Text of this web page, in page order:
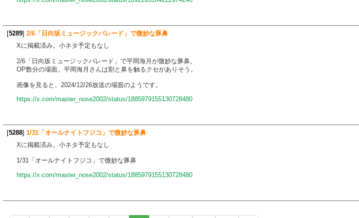
[5289] 2/6「日向坂ミュージックパレード」で微妙な豚鼻
Xに掲載済み。小ネタ予定もなし
2/6「日向坂ミュージックパレード」で平岡海月が微妙な豚鼻。
OP数分の場面。平岡海月さんは割と鼻を触るクセがありそう。
画像を見ると、2024/12/26放送の場面のようです。
https://x.com/master_nose2002/status/1885979155130728480
[5288] 1/31「オールナイトフジコ」で微妙な豚鼻
Xに掲載済み。小ネタ予定もなし
1/31「オールナイトフジコ」で微妙な豚鼻
https://x.com/master_nose2002/status/1885979155130728480